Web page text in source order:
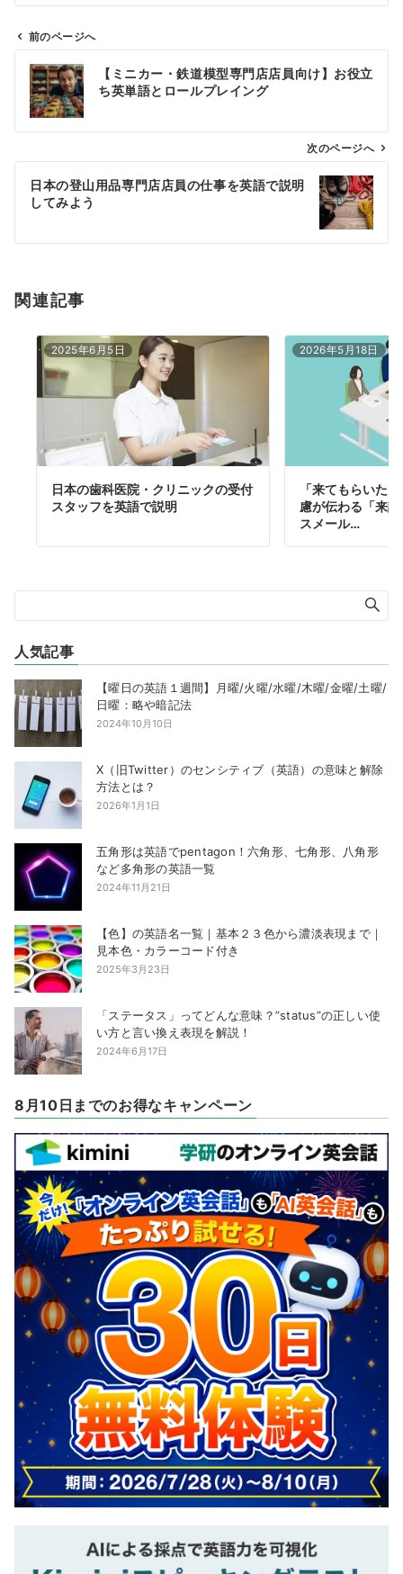
ン
前のページへ
【ミニカー・鉄道模型専門店店員向け】お役立
ち英単語とロールプレイング
次のページへ
日本の登山用品専門店店員の仕事を英語で説明
してみよう
関連記事
2025年6月5日
日本の歯科医院・クリニックの受付
スタッフを英語で説明
2026年5月18日
「来てもらいた
慮が伝わる「来
スメール…
人気記事
【曜日の英語１週間】月曜/火曜/水曜/木曜/金曜/土曜/
日曜：略や暗記法
2024年10月10日
X（旧Twitter）のセンシティブ（英語）の意味と解除
方法とは？
2026年1月1日
五角形は英語でpentagon！六角形、七角形、八角形
など多角形の英語一覧
2024年11月21日
【色】の英語名一覧｜基本２３色から濃淡表現まで｜
見本色・カラーコード付き
2025年3月23日
「ステータス」ってどんな意味？”status”の正しい使
い方と言い換え表現を解説！
2024年6月17日
8月10日までのお得なキャンペーン